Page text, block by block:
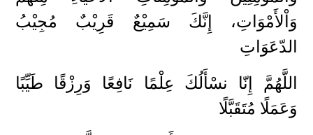
وَاْلأَمْوَاتِ، إِنَّكَ سَمِيْعٌ قَرِيْبٌ مُجِيْبُ
الدّعَوَاتِ
اللَّهُمَّ إِنّا نسْأَلُكَ عِلْمًا نَافِعًا وَرِزْقًا طَيِّبًا
وَعَمَلًا مُتَقَبَّلًا